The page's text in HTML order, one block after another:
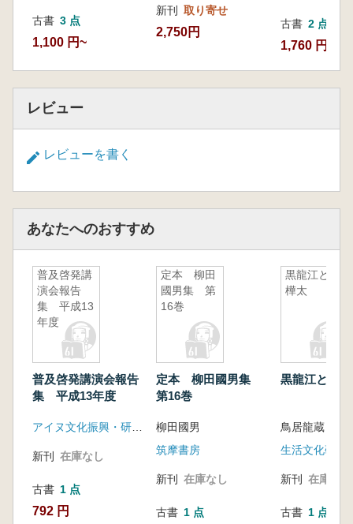
第14章 熊 ─ 塩ゆでがおいしい(イテリメン)
…小野智香子
ス(アリュートル)…永山ゆかり
第17章 アザラシ ─ 最上ランクの肉(ニヴフ)
…丹菊逸治
リュートル)…永山ゆかり
第19章 ライチョウ ─ ベリーを食べる鳥(ユ
カギール)…長崎 郁
第20章 カモメの卵 ─ 夏の楽しみ(アリュー
トル)…永山ゆかり
第3部 植物
第21章 米とクロユリ ─ 日本とカムチャッ
カの意外な関係(アリュートル)…永山ゆかり
第22章 植物の根 ─ 花より団子の命名法(ア
リュートル)…永山ゆかり
第23章 ベリー ─ 緑の絨毯にちりばめたビ
ーズ(アリュートル)…永山ゆかり
のような味(イテリメン)…小野智香子
第25章 ベリー ─ 第二の主食(ニヴフ)…丹菊
第26章 ユカギール人が一番好きなベリー
…長崎 郁
古書 3 点
1,100 円~
新刊 取り寄せ
2,750円
古書 2 点
1,760 円~
レビュー
レビューを書く
あなたへのおすすめ
普及啓発講
演会報告
集 平成13
年度
普及啓発講演会報告
集 平成13年度
アイヌ文化振興・研究推進機構
新刊 在庫なし
古書 1 点
792 円
定本 柳田
國男集 第
16巻
定本 柳田國男集
第16巻
柳田國男
筑摩書房
新刊 在庫なし
古書 1 点
黒龍江と北
樺太
黒龍江と北
鳥居龍蔵 著
生活文化研究
新刊 在庫なし
古書 1 点